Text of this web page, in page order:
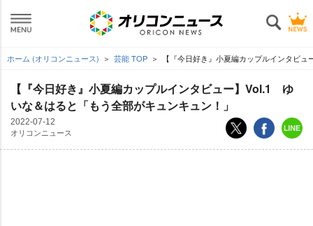
ホーム (オリコンニュース) 芸能 TOP 【『今日好き』小夏編カップルインタビ
【『今日好き』小夏編カップルインタビュー】Vol.1 ゆ
いな＆はると「もう全部がキュンキュン！」
2022-07-12
オリコンニュース